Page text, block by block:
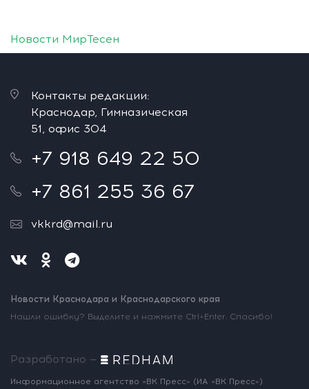
Новости МирТесен
Контакты редакции:
Краснодар, Гимназическая
51, офис 304
+7 918 649 22 50
+7 861 255 36 67
vkkrd@mail.ru
Новости Краснодара и Краснодарского края
Нашли ошибку? Выделите и нажмите Ctrl+Enter. Спасибо!
Разработано —
Информационное агентство «ВК Пресс» (ИА «ВК Пресс»)